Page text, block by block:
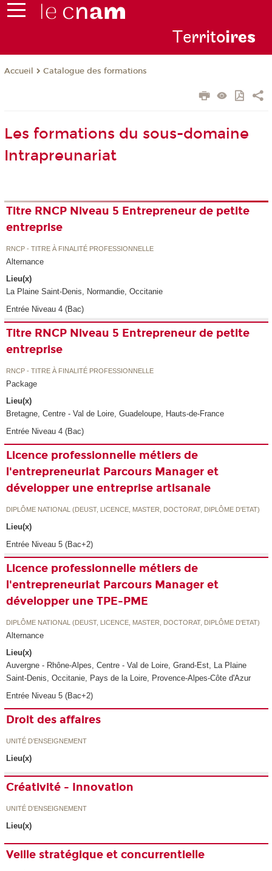
Territoires
Accueil Catalogue des formations
Les formations du sous-domaine
Intrapreunariat
Titre RNCP Niveau 5 Entrepreneur de petite
entreprise
RNCP - TITRE À FINALITÉ PROFESSIONNELLE
Alternance
Lieu(x)
La Plaine Saint-Denis, Normandie, Occitanie
Entrée Niveau 4 (Bac)
Titre RNCP Niveau 5 Entrepreneur de petite
entreprise
RNCP - TITRE À FINALITÉ PROFESSIONNELLE
Package
Lieu(x)
Bretagne, Centre - Val de Loire, Guadeloupe, Hauts-de-France
Entrée Niveau 4 (Bac)
Licence professionnelle métiers de
l'entrepreneuriat Parcours Manager et
développer une entreprise artisanale
DIPLÔME NATIONAL (DEUST, LICENCE, MASTER, DOCTORAT, DIPLÔME D'ETAT)
Lieu(x)
Entrée Niveau 5 (Bac+2)
Licence professionnelle métiers de
l'entrepreneuriat Parcours Manager et
développer une TPE-PME
DIPLÔME NATIONAL (DEUST, LICENCE, MASTER, DOCTORAT, DIPLÔME D'ETAT)
Alternance
Lieu(x)
Auvergne - Rhône-Alpes, Centre - Val de Loire, Grand-Est, La Plaine
Saint-Denis, Occitanie, Pays de la Loire, Provence-Alpes-Côte d'Azur
Entrée Niveau 5 (Bac+2)
Droit des affaires
UNITÉ D’ENSEIGNEMENT
Lieu(x)
Créativité - Innovation
UNITÉ D’ENSEIGNEMENT
Lieu(x)
Veille stratégique et concurrentielle